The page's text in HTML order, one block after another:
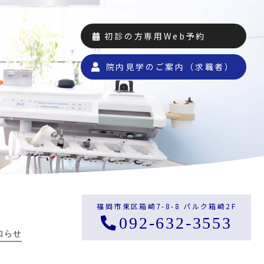
らせ
初診の方専用Web予約
院内見学のご案内（求職者）
福岡市東区箱崎7-8-8 パルク箱崎2F
092-632-3553